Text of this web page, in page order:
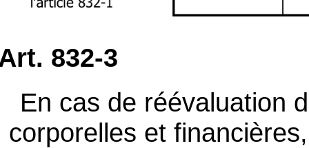
832-3
En cas de réévaluation
corporelles et